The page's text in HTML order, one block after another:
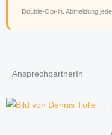
Double-Opt-in. Abmeldung
AnsprechpartnerIn